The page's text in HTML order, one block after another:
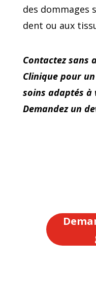
des dommages
dent ou aux
Contactez sans
Clinique pour
soins adaptés
Demandez un